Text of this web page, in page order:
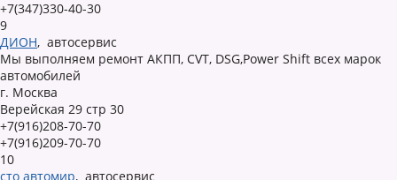
+7(347)330-40-30
9
ДИОН, автосервис
Мы выполняем ремонт АКПП, CVT, DSG,Power Shift всех марок
автомобилей
г. Москва
Верейская 29 стр 30
+7(916)208-70-70
+7(916)209-70-70
10
сто автомир, автосервис